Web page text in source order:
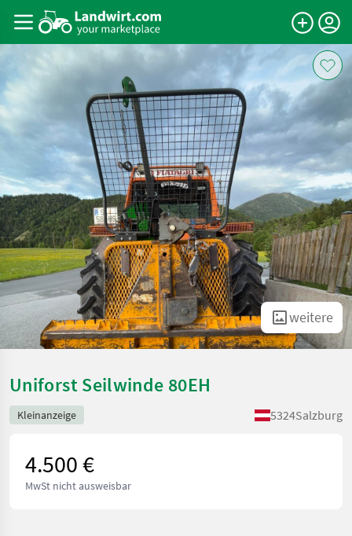
weitere
Uniforst Seilwinde 80EH
Kleinanzeige 5324Salzburg
4.500 €
MwSt nicht ausweisbar